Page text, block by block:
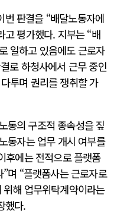
판결을 “배달노동자에
고 평가했다. 지부는 “배
일하고 있음에도 근로자
로 하청사에서 근무 중인
투며 권리를 쟁취할 가
동의 구조적 종속성을 짚
동자는 업무 개시 여부를
후에는 전적으로 플랫폼
며 “플랫폼사는 근로자로
해 업무위탁계약이라는
했다.